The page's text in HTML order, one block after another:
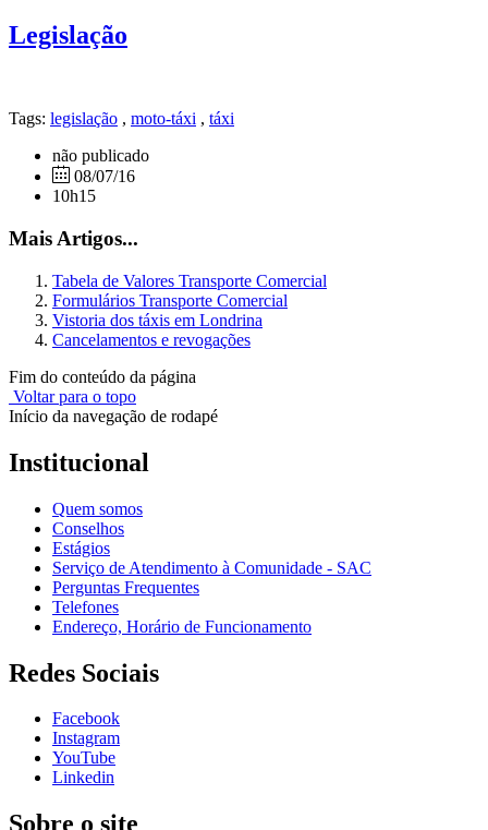
Legislação
Tags: legislação , moto-táxi , táxi
não publicado
08/07/16
10h15
Mais Artigos...
Tabela de Valores Transporte Comercial
Formulários Transporte Comercial
Vistoria dos táxis em Londrina
Cancelamentos e revogações
Fim do conteúdo da página
Voltar para o topo
Início da navegação de rodapé
Institucional
Quem somos
Conselhos
Estágios
Serviço de Atendimento à Comunidade - SAC
Perguntas Frequentes
Telefones
Endereço, Horário de Funcionamento
Redes Sociais
Facebook
Instagram
YouTube
Linkedin
Sobre o site